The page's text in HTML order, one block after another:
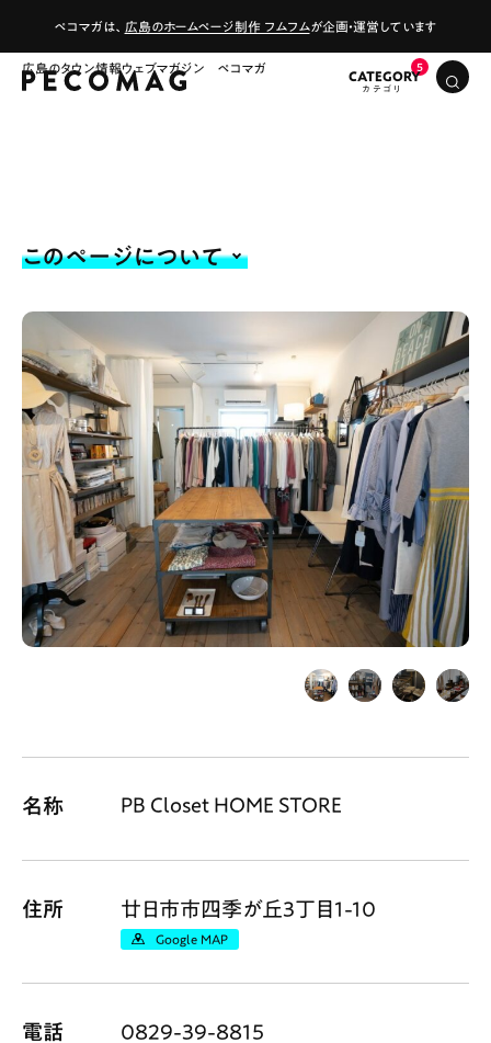
ペコマガは、 広島のホームページ制作 フムフムが企画・運営しています
広島のタウン情報ウェブマガジン ペコマガ
CATEGORY
# カフェ # ランチ # スイーツ
# 中区
# コーヒー
# 宮島
Special Life
Gourmet News
Outing
ペコマガとは 運営会社
広告掲載について
プライバシーポリシー インフォマティブデータポリシー
このページについて
名称 PB Closet HOME STORE
住所 廿日市市四季が丘3丁目1-10
Google MAP
電話 0829-39-8815